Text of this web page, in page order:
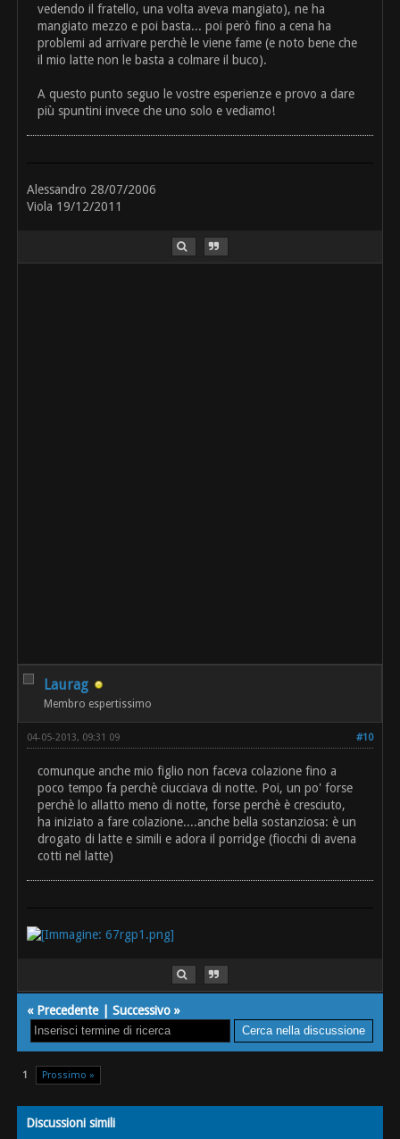
vedendo il fratello, una volta aveva mangiato), ne ha
mangiato mezzo e poi basta... poi però fino a cena ha
problemi ad arrivare perchè le viene fame (e noto bene che
il mio latte non le basta a colmare il buco).
A questo punto seguo le vostre esperienze e provo a dare
più spuntini invece che uno solo e vediamo!
Alessandro 28/07/2006
Viola 19/12/2011
Laurag
Membro espertissimo
#10
04-05-2013, 09:31 09
comunque anche mio figlio non faceva colazione fino a
poco tempo fa perchè ciucciava di notte. Poi, un po' forse
perchè lo allatto meno di notte, forse perchè è cresciuto,
ha iniziato a fare colazione....anche bella sostanziosa: è un
drogato di latte e simili e adora il porridge (fiocchi di avena
cotti nel latte)
« Precedente|Successivo »
1 Prossimo »
Discussioni simili